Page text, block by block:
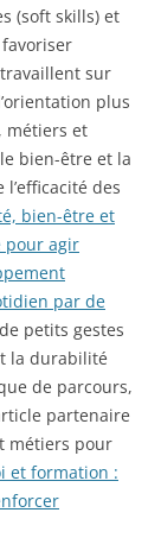
(soft skills) et
sur
plus
métiers et
bien-être et la
des
bien-être et
pour agir
par de
petits gestes
la durabilité
de parcours,
partenaire
métiers pour
et formation :